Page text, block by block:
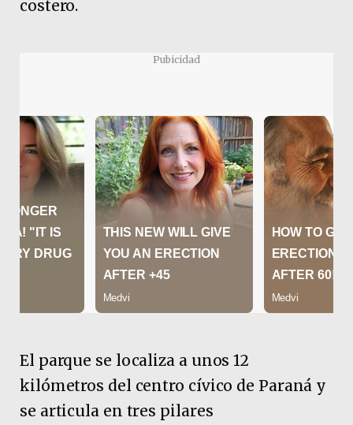
costero.
Pubicidad
El parque se localiza a unos 12
kilómetros del centro cívico de Paraná y
se articula en tres pilares